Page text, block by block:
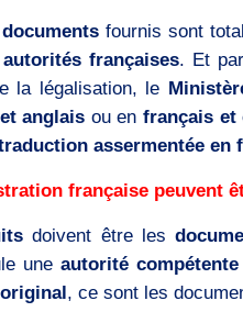
documents fournis sont
françaises. Et
la légalisation, le
anglais ou enfrançais et
assermentée en
française peuvent
doivent être les
une autorité compétente
original, ce sont les